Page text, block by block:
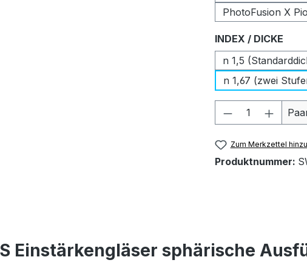
PhotoFusion X
INDEX / DICKE
n 1,5
n 1,67 (zwei
Produkt
Zum Merkzettel
Produktnummer:
Einstärkengläser sphärische